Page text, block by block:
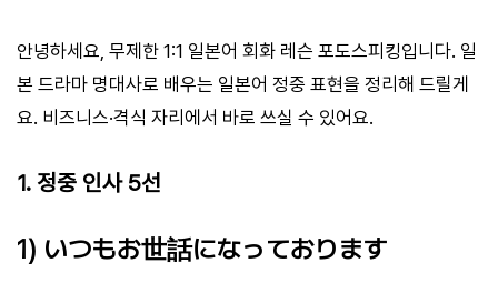
안녕하세요, 무제한 1:1 일본어 회화 레슨 포도스피킹입니다. 일
본 드라마 명대사로 배우는 일본어 정중 표현을 정리해 드릴게
요. 비즈니스·격식 자리에서 바로 쓰실 수 있어요.
1. 정중 인사 5선
1) いつもお世話になっております